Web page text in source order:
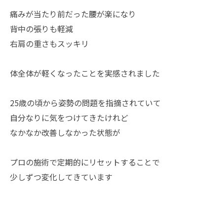
痛みが当たり前だった腰が楽になり
背中の張りも軽減
右肩の重さもスッキリ
体全体が軽くなったことを実感されました
25歳の頃から姿勢の問題を指摘されていて
自分なりに気をつけてきたけれど
なかなか改善しなかった状態が
プロの施術で定期的にリセットすることで
少しずつ変化してきています